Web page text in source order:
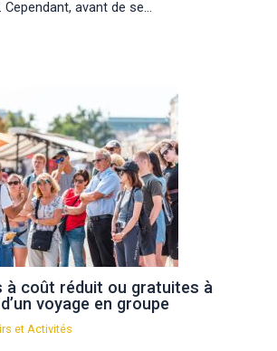
Cependant, avant de se…
à coût réduit ou gratuites à
voyage en groupe
et Activités